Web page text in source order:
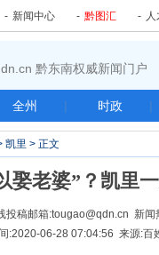
- 新闻中心 - 黔图汇 - 人
黔东南权威新闻门户
全州 | 时政 |
凯里 > 正文
娶老婆”？凯里
投稿邮箱:tougao@qdn.cn 新
:2020-06-28 07:04:56 来源:百